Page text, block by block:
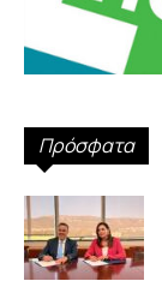
Πρόσφατα